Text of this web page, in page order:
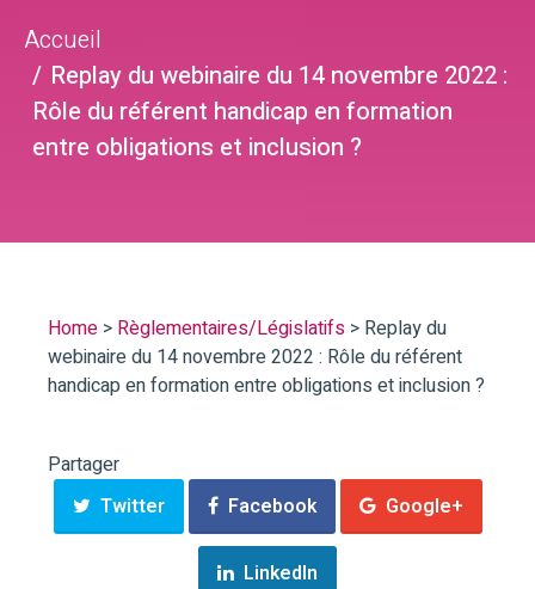
Accueil
Replay du webinaire du 14 novembre 2022 :
Rôle du référent handicap en formation
entre obligations et inclusion ?
Home > Règlementaires/Législatifs > Replay du
webinaire du 14 novembre 2022 : Rôle du référent
handicap en formation entre obligations et inclusion ?
Partager
Twitter
Facebook Google+
LinkedIn